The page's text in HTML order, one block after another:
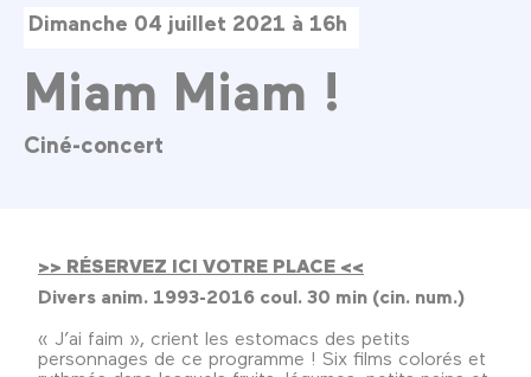
Dimanche 04 juillet 2021 à 16h
Miam Miam !
Ciné-concert
>> RÉSERVEZ ICI VOTRE PLACE <<
Divers anim. 1993-2016 coul. 30 min (cin. num.)
« J’ai faim », crient les estomacs des petits
personnages de ce programme ! Six films colorés et